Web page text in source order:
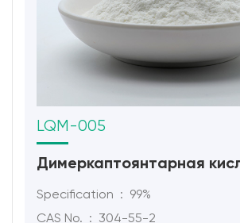
LQM-005
Димеркаптоянтарная
Specification : 99%
CAS No. : 304-55-2